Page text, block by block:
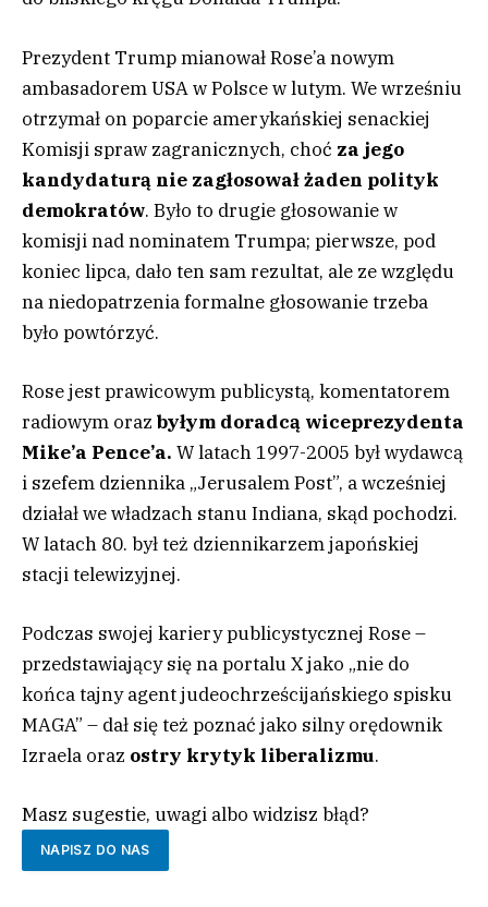
Prezydent Trump mianował Rose’a nowym
ambasadorem USA w Polsce w lutym. We wrześniu
otrzymał on poparcie amerykańskiej senackiej
Komisji spraw zagranicznych, choć za jego
kandydaturą nie zagłosował żaden polityk
demokratów. Było to drugie głosowanie w
komisji nad nominatem Trumpa; pierwsze, pod
koniec lipca, dało ten sam rezultat, ale ze względu
na niedopatrzenia formalne głosowanie trzeba
było powtórzyć.
Rose jest prawicowym publicystą, komentatorem
radiowym oraz byłym doradcą wiceprezydenta
Mike’a Pence’a. W latach 1997-2005 był wydawcą
i szefem dziennika „Jerusalem Post”, a wcześniej
działał we władzach stanu Indiana, skąd pochodzi.
W latach 80. był też dziennikarzem japońskiej
stacji telewizyjnej.
Podczas swojej kariery publicystycznej Rose –
przedstawiający się na portalu X jako „nie do
końca tajny agent judeochrześcijańskiego spisku
MAGA” – dał się też poznać jako silny orędownik
Izraela oraz ostry krytyk liberalizmu.
Masz sugestie, uwagi albo widzisz błąd?
NAPISZ DO NAS